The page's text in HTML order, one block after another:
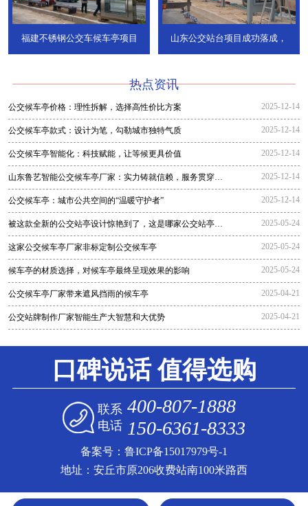
福建不锈钢公交车候车亭项目 山东公交站台项目成功落成，
热点资讯
公交候车亭价格：理性拆解，选择高性价比方案 2025-12-14
公交候车亭款式：设计为笔，勾勒城市独特气质 2025-12-14
公交候车亭智能化：科技赋能，让等候更具价值 2025-12-14
山东鲁艺智能公交候车亭厂家：实力铸就信赖，服务贯穿全
程
2025-12-14
公交候车亭：城市公共空间的“温暖守护者” 2025-12-14
被这款全新的公交站亭设计惊艳到了，这是哪家公交站亭生
产厂家生
2025-05-24
这家公交候车亭厂家非标定制公交候车亭 2025-05-24
候车亭的材质选择，对候车亭最终呈现效果的影响 2025-05-24
公交候车亭厂家带来遮风挡雨的候车亭 2025-04-21
公交站牌制作厂家智能生产大智慧和大优势 2025-04-21
口碑说话 值得选购
联系
电话
400-807-1888
150-6361-8333
备案号： 鲁ICP备15017979号-1
地址：安丘市原206收费站南100米路西